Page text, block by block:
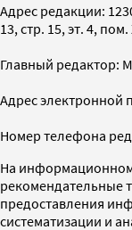
Адрес редакции:
13, стр. 15, эт. 4, пом.
Главный редактор:
Адрес электронной
Номер телефона
На
рекомендательные
предоставления
систематизации и